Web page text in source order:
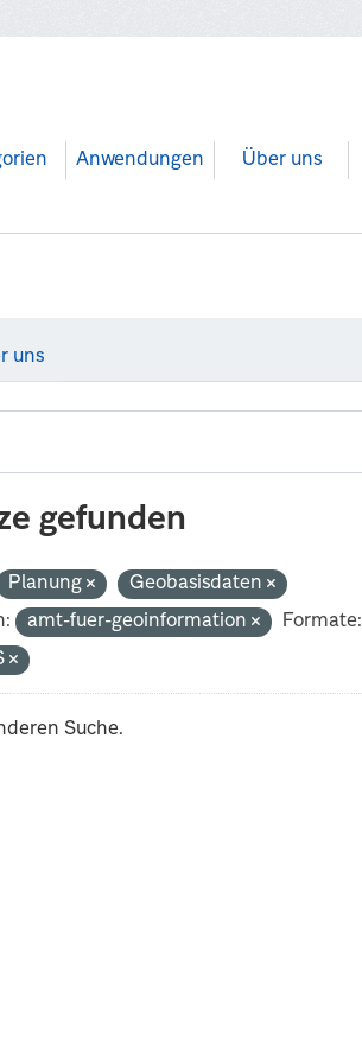
Anwendungen Über uns
uns
gefunden
Planung
Geobasisdaten
amt-fuer-geoinformation
Formate:
Suche.